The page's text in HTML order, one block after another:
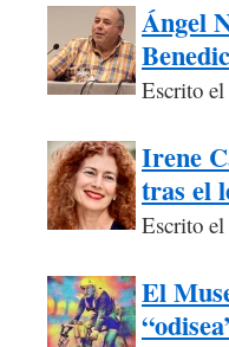
Ángel
Escrito el
Irene
tras el
Escrito el
El